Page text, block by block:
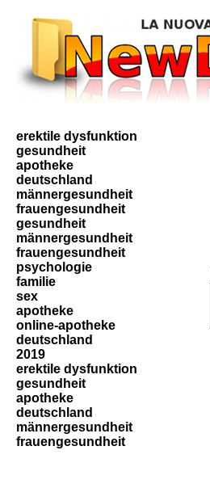
erektile dysfunktion
gesundheit
apotheke
deutschland
männergesundheit
frauengesundheit
gesundheit
männergesundheit
frauengesundheit
psychologie
familie
sex
apotheke
online-apotheke
deutschland
2019
erektile dysfunktion
gesundheit
apotheke
deutschland
männergesundheit
frauengesundheit